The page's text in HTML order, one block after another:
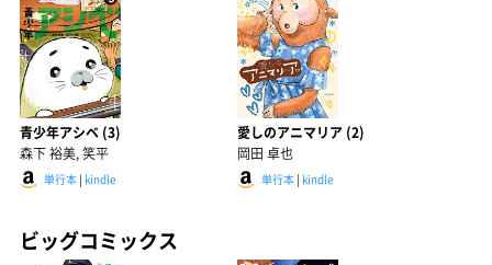
青少年アシベ (3)
森下 裕美, 笑平
単行本 | kindle
愛しのアニマリア (2)
岡田 卓也
単行本| kindle
ビッグコミックス